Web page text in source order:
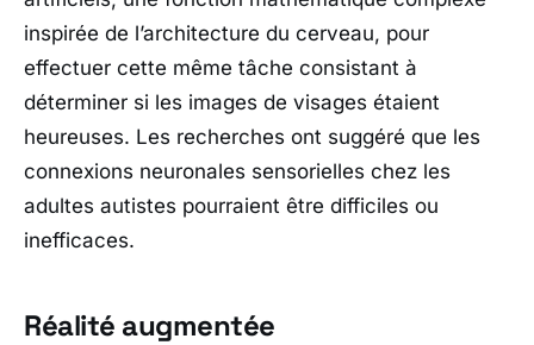
inspirée de l’architecture du cerveau, pour
effectuer cette même tâche consistant à
déterminer si les images de visages étaient
heureuses. Les recherches ont suggéré que les
connexions neuronales sensorielles chez les
adultes autistes pourraient être difficiles ou
inefficaces.
Réalité augmentée